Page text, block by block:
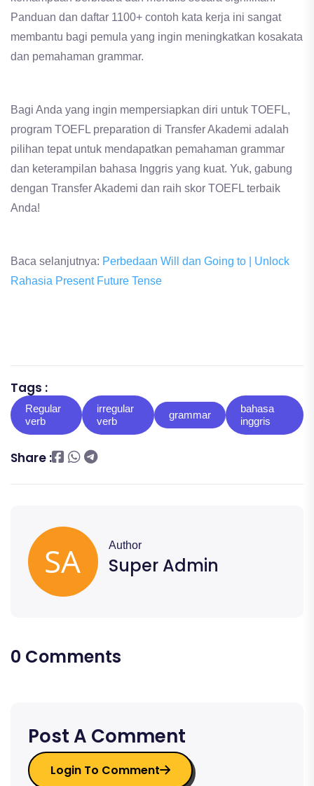
Panduan dan daftar 1100+ contoh kata kerja ini sangat
membantu bagi pemula yang ingin meningkatkan kosakata
dan pemahaman grammar.
Bagi Anda yang ingin mempersiapkan diri untuk TOEFL,
program TOEFL preparation di Transfer Akademi adalah
pilihan tepat untuk mendapatkan pemahaman grammar
dan keterampilan bahasa Inggris yang kuat. Yuk, gabung
dengan Transfer Akademi dan raih skor TOEFL terbaik
Anda!
Baca selanjutnya: Perbedaan Will dan Going to | Unlock
Rahasia Present Future Tense
Tags :
Regular
verb
irregular
verb
grammar
bahasa
inggris
Share :
Author
Super Admin
0 Comments
Post A Comment
Login To Comment